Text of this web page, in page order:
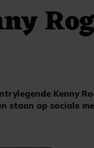
Kenny
staan op sociale